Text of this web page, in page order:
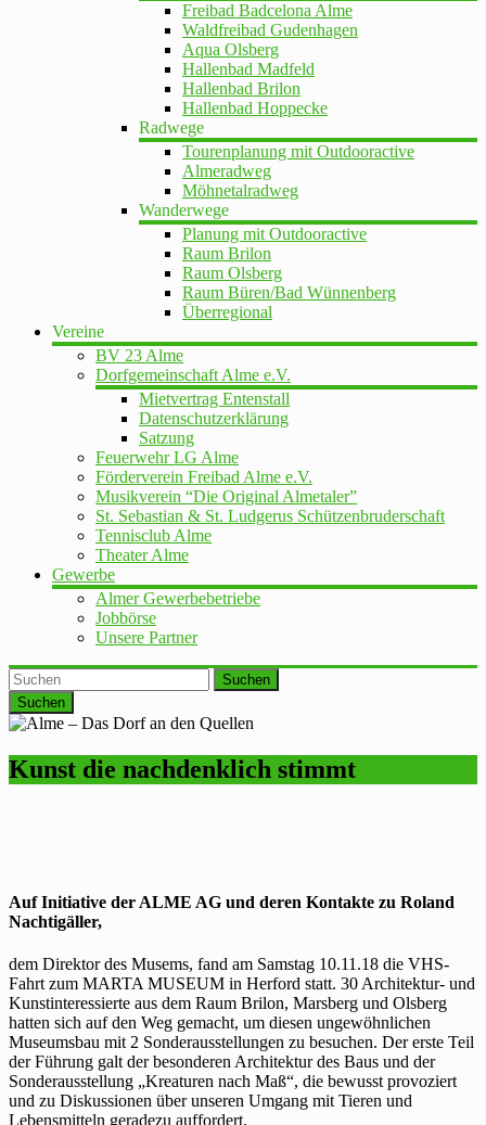
Freibad Badcelona Alme
Waldfreibad Gudenhagen
Aqua Olsberg
Hallenbad Madfeld
Hallenbad Brilon
Hallenbad Hoppecke
Radwege
Tourenplanung mit Outdooractive
Almeradweg
Möhnetalradweg
Wanderwege
Planung mit Outdooractive
Raum Brilon
Raum Olsberg
Raum Büren/Bad Wünnenberg
Überregional
Vereine
BV 23 Alme
Dorfgemeinschaft Alme e.V.
Mietvertrag Entenstall
Datenschutzerklärung
Satzung
Feuerwehr LG Alme
Förderverein Freibad Alme e.V.
Musikverein “Die Original Almetaler”
St. Sebastian & St. Ludgerus Schützenbruderschaft
Tennisclub Alme
Theater Alme
Gewerbe
Almer Gewerbebetriebe
Jobbörse
Unsere Partner
Suchen
Kunst die nachdenklich stimmt
Auf Initiative der ALME AG und deren Kontakte zu Roland
Nachtigäller,
dem Direktor des Musems, fand am Samstag 10.11.18 die VHS-
Fahrt zum MARTA MUSEUM in Herford statt. 30 Architektur- und
Kunstinteressierte aus dem Raum Brilon, Marsberg und Olsberg
hatten sich auf den Weg gemacht, um diesen ungewöhnlichen
Museumsbau mit 2 Sonderausstellungen zu besuchen. Der erste Teil
der Führung galt der besonderen Architektur des Baus und der
Sonderausstellung „Kreaturen nach Maß“, die bewusst provoziert
und zu Diskussionen über unseren Umgang mit Tieren und
Lebensmitteln geradezu auffordert.